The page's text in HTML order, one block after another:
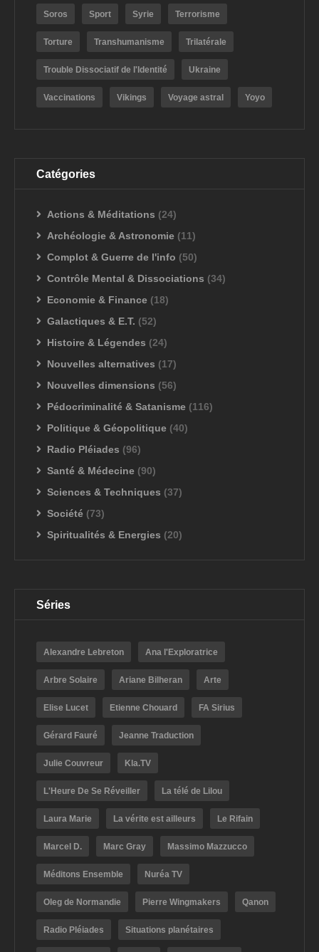
Soros Sport Syrie Terrorisme
Torture Transhumanisme Trilatérale
Trouble Dissociatif de l'Identité Ukraine
Vaccinations Vikings Voyage astral Yoyo
Catégories
Actions & Méditations (24)
Archéologie & Astronomie (11)
Complot & Guerre de l'info (50)
Contrôle Mental & Dissociations (34)
Economie & Finance (18)
Galactiques & E.T. (52)
Histoire & Légendes (24)
Nouvelles alternatives (17)
Nouvelles dimensions (56)
Pédocriminalité & Satanisme (116)
Politique & Géopolitique (40)
Radio Pléiades (96)
Santé & Médecine (90)
Sciences & Techniques (37)
Société (73)
Spiritualités & Energies (20)
Séries
Alexandre Lebreton Ana l'Exploratrice
Arbre Solaire Ariane Bilheran Arte
Elise Lucet Etienne Chouard FA Sirius
Gérard Fauré Jeanne Traduction
Julie Couvreur Kla.TV
L'Heure De Se Réveiller La télé de Lilou
Laura Marie La vérite est ailleurs Le Rifain
Marcel D. Marc Gray Massimo Mazzucco
Méditons Ensemble Nuréa TV
Oleg de Normandie Pierre Wingmakers Qanon
Radio Pléiades Situations planétaires